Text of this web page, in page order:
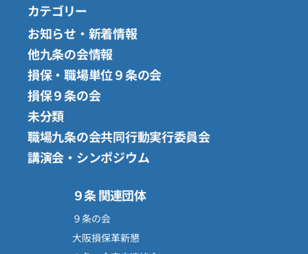
カテゴリー
お知らせ・新着情報
他九条の会情報
損保・職場単位９条の会
損保９条の会
未分類
職場九条の会共同行動実行委員会
講演会・シンポジウム
９条 関連団体
９条の会
大阪損保革新懇